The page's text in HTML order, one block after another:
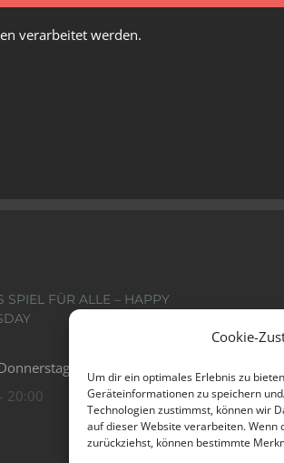
Cookie-
Um dir ein optimales Erlebnis zu
Geräteinformationen zu speichern
Technologien zustimmst, können wir
auf dieser Website verarbeiten.
zurückziehst, können bestimmte
verarbeitet werden.
SPIEL FÜR ALLE – HAPPY
bei Schönwetter
20:00